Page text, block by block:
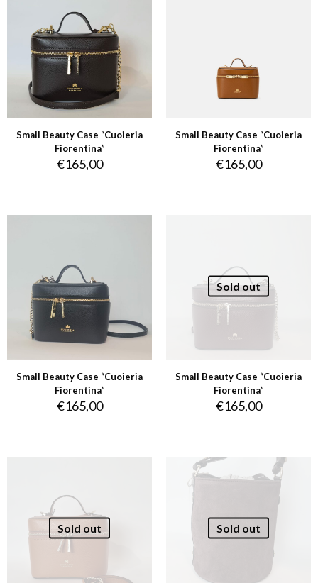
Small Beauty Case “Cuoieria
Fiorentina”
€165,00
Small Beauty Case “Cuoieria
Fiorentina”
€165,00
Small Beauty Case “Cuoieria
Fiorentina”
€165,00
Sold out
Small Beauty Case “Cuoieria
Fiorentina”
€165,00
Sold out Sold out